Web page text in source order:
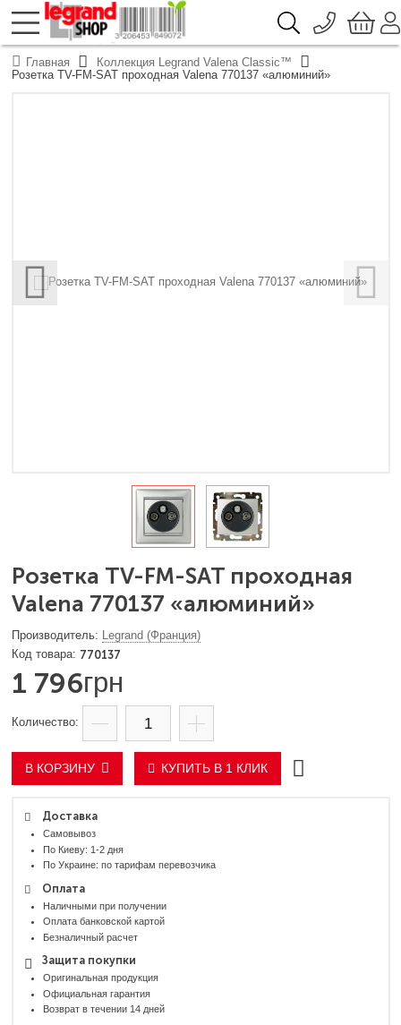
Розетка TV-FM-SAT проходная
Valena 770137 «алюминий»
Доставка
Самовывоз
По Киеву: 1-2 дня
По Украине: по тарифам перевозчика
Оплата
Наличными при получении
Оплата банковской картой
Безналичный расчет
Защита покупки
Оригинальная продукция
Официальная гарантия
Возврат в течении 14 дней
Legrand (Франция)
770137
1 796грн
В КОРЗИНУ КУПИТЬ В 1 КЛИК
О компании
Доставка
096 776-72-46
044 390-66-40
Главная
Коллекция Legrand Valena Classic™
Розетка TV-FM-SAT проходная Valena 770137 «алюминий»